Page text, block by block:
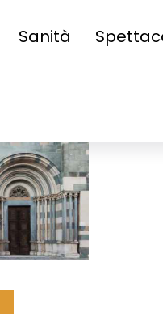
Sanità